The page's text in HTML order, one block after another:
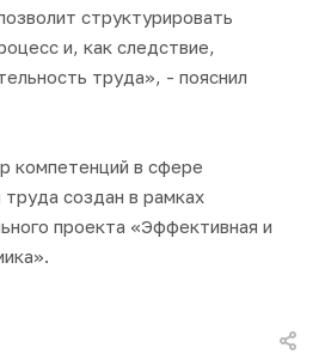
структурировать
и, как следствие,
труда», - пояснил
компетенций в сфере
создан в рамках
проекта «Эффективная и